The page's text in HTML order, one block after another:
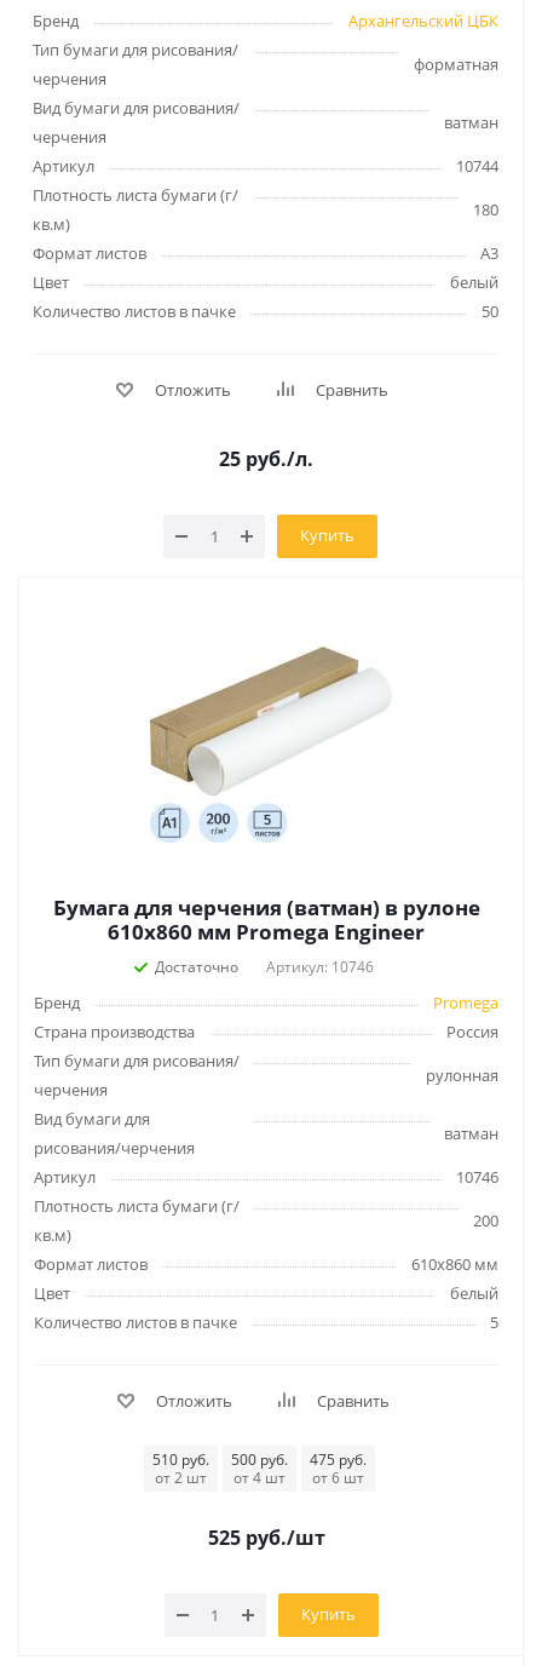
Бренд
Архангельский ЦБК
Тип бумаги для рисования/
черчения
форматная
Вид бумаги для рисования/
черчения
ватман
Артикул
10744
Плотность листа бумаги (г/
кв.м)
180
Формат листов
А3
Цвет
белый
Количество листов в пачке
50
Отложить Сравнить
25 руб./л.
Купить
Бумага для черчения (ватман) в рулоне
610х860 мм Promega Engineer
Достаточно Артикул: 10746
Бренд
Promega
Страна производства
Россия
Тип бумаги для рисования/
черчения
рулонная
Вид бумаги для
рисования/черчения
ватман
Артикул
10746
Плотность листа бумаги (г/
кв.м)
200
Формат листов
610x860 мм
Цвет
белый
Количество листов в пачке
5
Отложить Сравнить
510 руб.
от 2 шт
500 руб.
от 4 шт
475 руб.
от 6 шт
525 руб./шт
Купить